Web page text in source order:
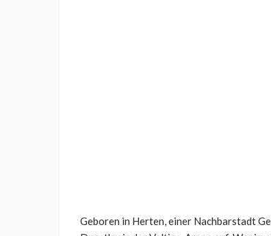
Geboren in Herten, einer Nachbarstadt